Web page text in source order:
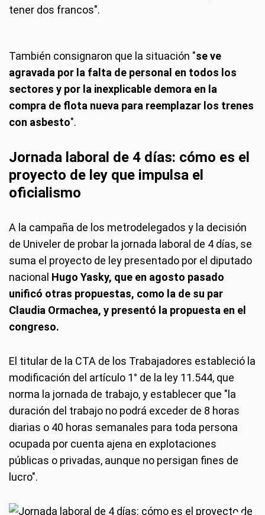
tener dos francos".
También consignaron que la situación "se ve
agravada por la falta de personal en todos los
sectores y por la inexplicable demora en la
compra de flota nueva para reemplazar los trenes
con asbesto".
Jornada laboral de 4 días: cómo es el
proyecto de ley que impulsa el
oficialismo
A la campaña de los metrodelegados y la decisión
de Univeler de probar la jornada laboral de 4 días, se
suma el proyecto de ley presentado por el diputado
nacional Hugo Yasky, que en agosto pasado
unificó otras propuestas, como la de su par
Claudia Ormachea, y presentó la propuesta en el
congreso.
El titular de la CTA de los Trabajadores estableció la
modificación del artículo 1° de la ley 11.544, que
norma la jornada de trabajo, y establecer que "la
duración del trabajo no podrá exceder de 8 horas
diarias o 40 horas semanales para toda persona
ocupada por cuenta ajena en explotaciones
públicas o privadas, aunque no persigan fines de
lucro".